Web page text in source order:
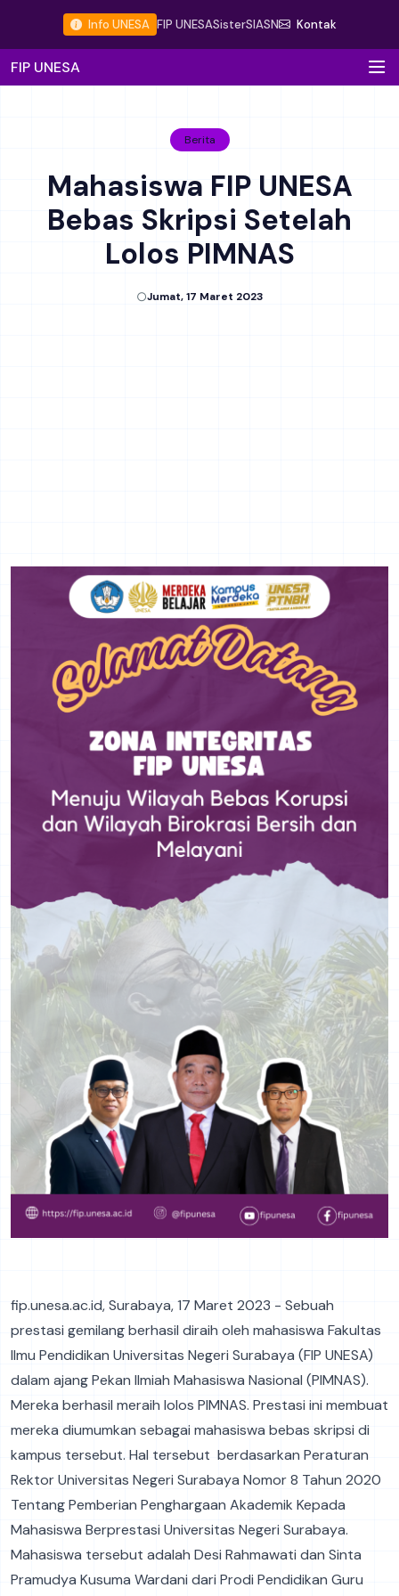
Info UNESA FIP UNESASisterSIASN Kontak
FIP UNESA
Berita
Mahasiswa FIP UNESA
Bebas Skripsi Setelah
Lolos PIMNAS
Jumat, 17 Maret 2023
fip.unesa.ac.id, Surabaya, 17 Maret 2023 - Sebuah
prestasi gemilang berhasil diraih oleh mahasiswa Fakultas
Ilmu Pendidikan Universitas Negeri Surabaya (FIP UNESA)
dalam ajang Pekan Ilmiah Mahasiswa Nasional (PIMNAS).
Mereka berhasil meraih lolos PIMNAS. Prestasi ini membuat
mereka diumumkan sebagai mahasiswa bebas skripsi di
kampus tersebut. Hal tersebut berdasarkan Peraturan
Rektor Universitas Negeri Surabaya Nomor 8 Tahun 2020
Tentang Pemberian Penghargaan Akademik Kepada
Mahasiswa Berprestasi Universitas Negeri Surabaya.
Mahasiswa tersebut adalah Desi Rahmawati dan Sinta
Pramudya Kusuma Wardani dari Prodi Pendidikan Guru